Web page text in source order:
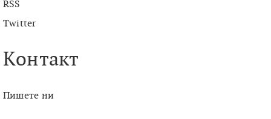
RSS
Twitter
Контакт
Пишете ни